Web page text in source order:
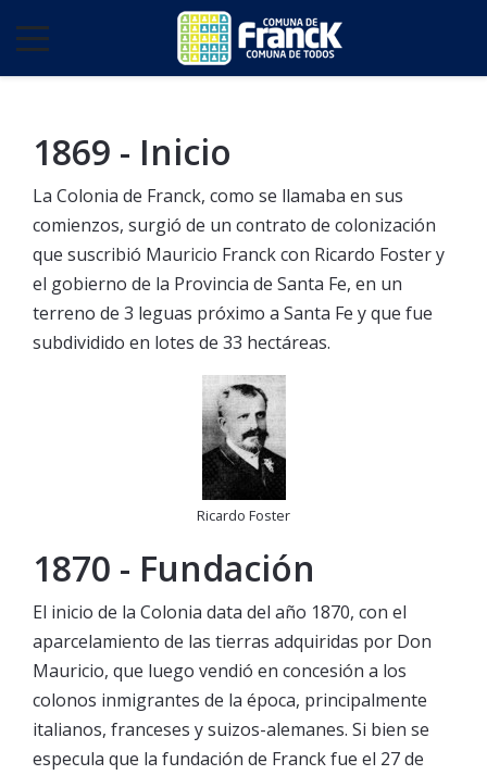
1869 - Inicio
La Colonia de Franck, como se llamaba en sus
comienzos, surgió de un contrato de colonización
que suscribió Mauricio Franck con Ricardo Foster y
el gobierno de la Provincia de Santa Fe, en un
terreno de 3 leguas próximo a Santa Fe y que fue
subdividido en lotes de 33 hectáreas.
Ricardo Foster
1870 - Fundación
El inicio de la Colonia data del año 1870, con el
aparcelamiento de las tierras adquiridas por Don
Mauricio, que luego vendió en concesión a los
colonos inmigrantes de la época, principalmente
italianos, franceses y suizos-alemanes. Si bien se
especula que la fundación de Franck fue el 27 de